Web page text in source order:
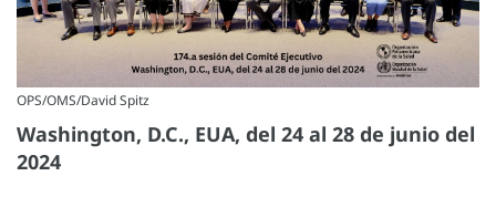
OPS/OMS/David Spitz
Washington, D.C., EUA, del 24 al 28 de junio del
2024